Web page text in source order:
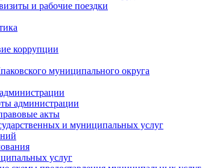
и рабочие поездки
коррупции
муниципального округа
администрации
акты
и муниципальных услуг
услуг